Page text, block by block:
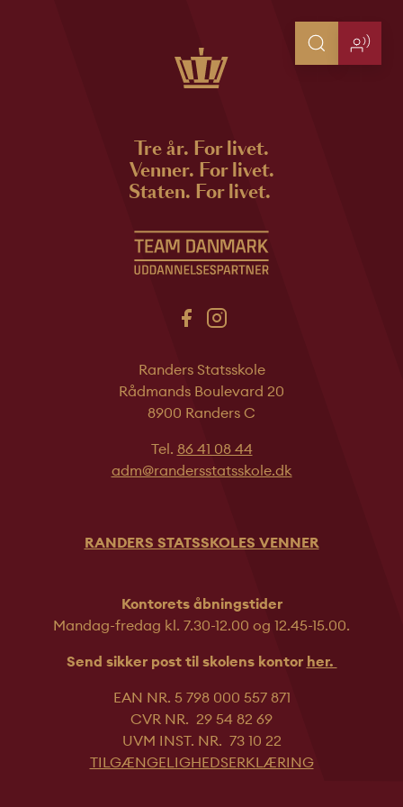
Tre år. For livet.
Venner. For livet.
Staten. For livet.
Randers Statsskole
Rådmands Boulevard 20
8900 Randers C
Tel. 86 41 08 44
adm@randersstatsskole.dk
RANDERS STATSSKOLES VENNER
Kontorets åbningstider
Mandag-fredag kl. 7.30-12.00 og 12.45-15.00.
Send sikker post til skolens kontor her.
EAN NR. 5 798 000 557 871
CVR NR. 29 54 82 69
UVM INST. NR. 73 10 22
TILGÆNGELIGHEDSERKLÆRING